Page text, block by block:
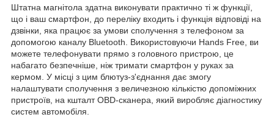
Штатна магнітола здатна виконувати практично ті ж функції,
що і ваш смартфон, до переліку входить і функція відповіді на
дзвінки, яка працює за умови сполучення з телефоном за
допомогою каналу Bluetooth. Використовуючи Hands Free, ви
можете телефонувати прямо з головного пристрою, це
набагато безпечніше, ніж тримати смартфон у руках за
кермом. У місці з цим блютуз-з'єднання дає змогу
налаштувати сполучення з величезною кількістю допоміжних
пристроїв, на кшталт OBD-сканера, який виробляє діагностику
систем автомобіля.